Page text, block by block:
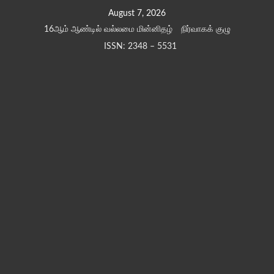
August 7, 2026
16ஆம் ஆண்டில் வல்லமை மின்னிதழ்
நிர்வாகக் குழு
ISSN: 2348 – 5531